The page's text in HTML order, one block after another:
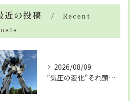
近の投稿
Recent
2026/08/09
”気圧の変化”それ頭痛の”たね”ですよ「眼精疲労改善コース」